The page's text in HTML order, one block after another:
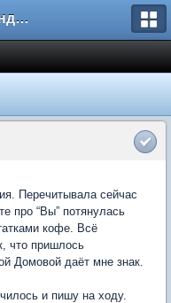
Форум команды PiratStudio.com
Перечитывала сейчас
про “Вы” потянулась
кофе. Всё
что пришлось
Домовой даёт мне знак.
и пишу на ходу.